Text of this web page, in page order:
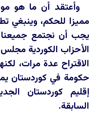
وأعتقد أن ما هو
مميزا للحكم، وينبغي
يجب أن نجتمع
الأحزاب الكوردية
الاقتراح عدة مرات،
حكومة في كوردستان
إقليم كوردستان
السابقة.